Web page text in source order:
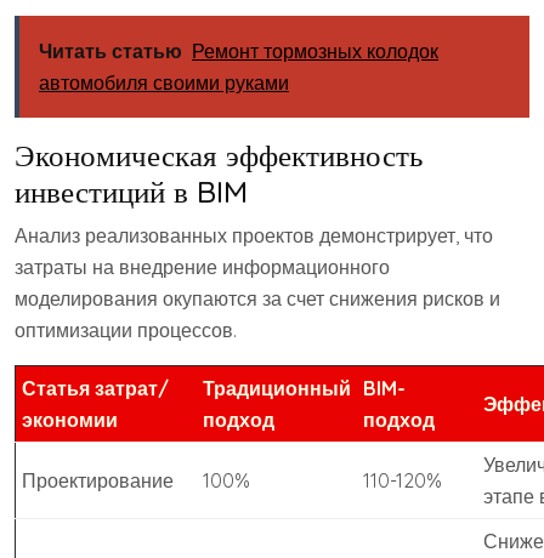
Читать статью Ремонт тормозных колодок
автомобиля своими руками
Экономическая эффективность
инвестиций в BIM
Анализ реализованных проектов демонстрирует, что
затраты на внедрение информационного
моделирования окупаются за счет снижения рисков и
оптимизации процессов.
Статья затрат/
экономии
Традиционный
подход
BIM-
подход
Проектирование 100% 110-120%
этапе